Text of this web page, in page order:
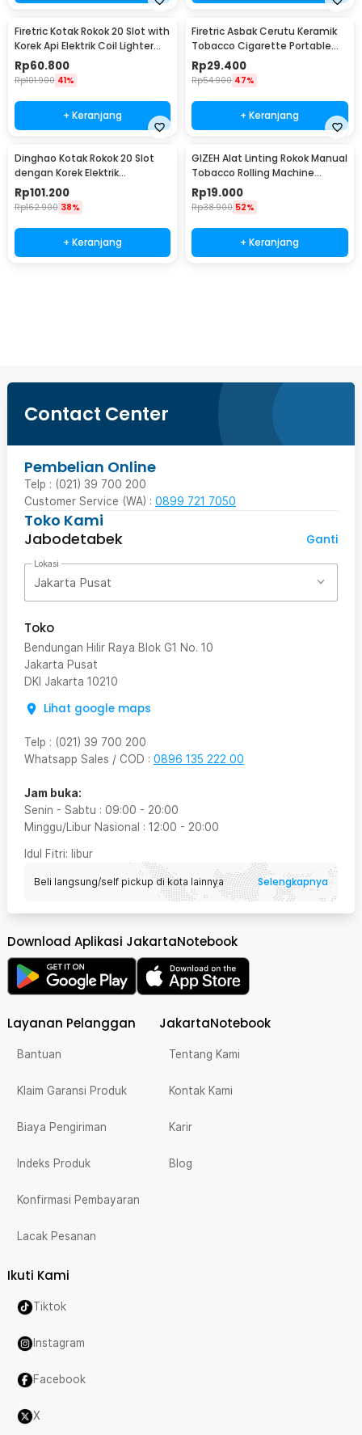
Firetric Kotak Rokok 20 Slot with
Korek Api Elektrik Coil Lighter
USB - JD-YH020
Rp60.800
Rp101.900 41%
+ Keranjang
Firetric Asbak Cerutu Keramik
Tobacco Cigarette Portable
Ashtray - JL10
Rp29.400
Rp54.900 47%
+ Keranjang
Dinghao Kotak Rokok 20 Slot
dengan Korek Elektrik
Pyrotechnic - DH-9010
Rp101.200
Rp162.900 38%
+ Keranjang
GIZEH Alat Linting Rokok Manual
Tobacco Rolling Machine
8x70mm - HP-7
Rp19.000
Rp38.900 52%
+ Keranjang
Contact Center
Pembelian Online
Telp : (021) 39 700 200
Customer Service (WA) : 0899 721 7050
Toko Kami
Jabodetabek
Ganti
Lokasi
Jakarta Pusat
Toko
Bendungan Hilir Raya Blok G1 No. 10
Jakarta Pusat
DKI Jakarta 10210
Lihat google maps
Telp : (021) 39 700 200
Whatsapp Sales / COD : 0896 135 222 00
Jam buka:
Senin - Sabtu : 09:00 - 20:00
Minggu/Libur Nasional : 12:00 - 20:00
Idul Fitri: libur
Beli langsung/self pickup di kota lainnya Selengkapnya
Download Aplikasi JakartaNotebook
Layanan Pelanggan
Bantuan
Klaim Garansi Produk
Biaya Pengiriman
Indeks Produk
Konfirmasi Pembayaran
Lacak Pesanan
JakartaNotebook
Tentang Kami
Kontak Kami
Karir
Blog
Ikuti Kami
Tiktok
Instagram
Facebook
X